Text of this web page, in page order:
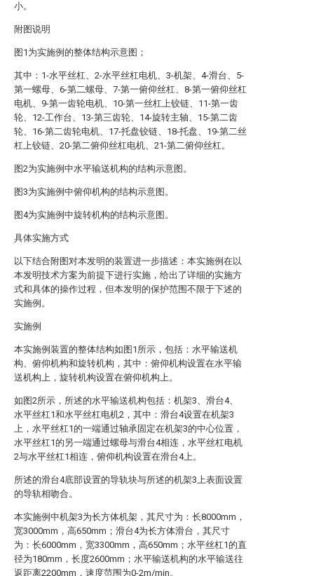
小。
附图说明
图1为实施例的整体结构示意图；
其中：1-水平丝杠、2-水平丝杠电机、3-机架、4-滑台、5-
第一螺母、6-第二螺母、7-第一俯仰丝杠、8-第一俯仰丝杠
电机、9-第一齿轮电机、10-第一丝杠上铰链、11-第一齿
轮、12-工作台、13-第三齿轮、14-旋转主轴、15-第二齿
轮、16-第二齿轮电机、17-托盘铰链、18-托盘、19-第二丝
杠上铰链、20-第二俯仰丝杠电机、21-第二俯仰丝杠。
图2为实施例中水平输送机构的结构示意图。
图3为实施例中俯仰机构的结构示意图。
图4为实施例中旋转机构的结构示意图。
具体实施方式
以下结合附图对本发明的装置进一步描述：本实施例在以
本发明技术方案为前提下进行实施，给出了详细的实施方
式和具体的操作过程，但本发明的保护范围不限于下述的
实施例。
实施例
本实施例装置的整体结构如图1所示，包括：水平输送机
构、俯仰机构和旋转机构，其中：俯仰机构设置在水平输
送机构上，旋转机构设置在俯仰机构上。
如图2所示，所述的水平输送机构包括：机架3、滑台4、
水平丝杠1和水平丝杠电机2，其中：滑台4设置在机架3
上，水平丝杠1的一端通过轴承固定在机架3的中心位置，
水平丝杠1的另一端通过螺母与滑台4相连，水平丝杠电机
2与水平丝杠1相连，俯仰机构设置在滑台4上。
所述的滑台4底部设置的导轨块与所述的机架3上表面设置
的导轨相吻合。
本实施例中机架3为长方体机架，其尺寸为：长8000mm，
宽3000mm，高650mm；滑台4为长方体滑台，其尺寸
为：长6000mm，宽3300mm，高650mm；水平丝杠1的直
径为180mm，长度2600mm；水平输送机构的水平输送往
返距离2200mm，速度范围为0-2m/min。